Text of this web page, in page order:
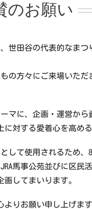
のお願い
世田谷の代表的なま
の方々にご来場いた
に、企画・運営から
対する愛着心を高め
して使用されるため
馬事公苑並びに区
してまいります。
りお願い申し上げます